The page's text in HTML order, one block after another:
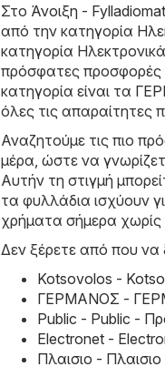
Στο Άνοιξη -
από την κατηγορία
κατηγορία
πρόσφατες προσφορές
κατηγορία είναι τα
όλες τις απαραίτητες
Αναζητούμε τις πιο
μέρα, ώστε να
Αυτήν τη στιγμή
τα φυλλάδια ισχύουν
χρήματα σήμερα χωρίς
Δεν ξέρετε από που να
Kotsovolos -
ΓΕΡΜΑΝΟΣ -
Public - Public -
Electronet -
Πλαισιο -